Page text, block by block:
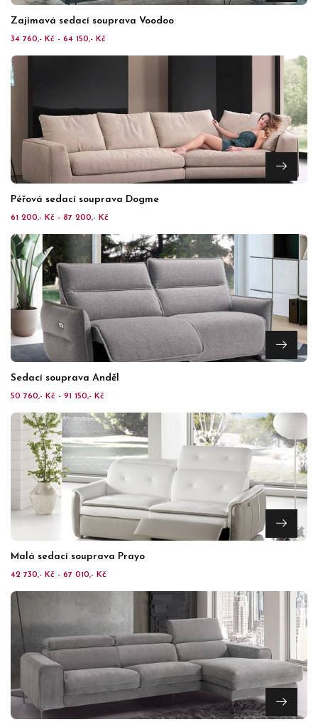
Zajímavá sedací souprava Voodoo
34 760,- Kč - 64 150,- Kč
Péřová sedací souprava Dogme
61 200,- Kč - 87 200,- Kč
Sedací souprava Anděl
50 760,- Kč - 91 150,- Kč
Malá sedací souprava Prayo
42 730,- Kč - 67 010,- Kč